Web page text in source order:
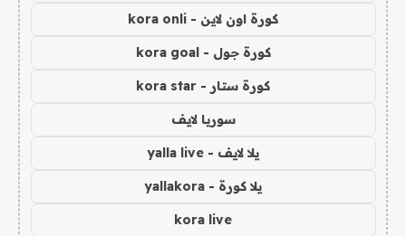
كورة اون لاين - kora onli
كورة جول - kora goal
كورة ستار - kora star
سوريا لايف
يلا لايف - yalla live
يلا كورة - yallakora
kora live